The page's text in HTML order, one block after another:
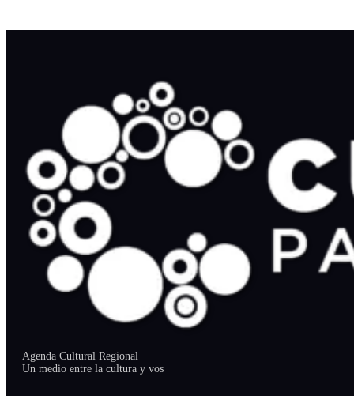
Agenda Cultural Regional
Un medio entre la cultura y vos